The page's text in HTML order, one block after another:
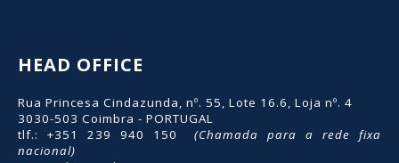
HEAD OFFICE
Rua Princesa Cindazunda, nº. 55, Lote 16.6, Loja nº. 4
3030-503 Coimbra - PORTUGAL
tlf.: +351 239 940 150(Chamada para a rede fixa
nacional)